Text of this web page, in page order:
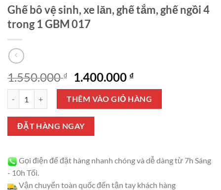
Ghế bô vệ sinh, xe lăn, ghế tắm, ghế ngồi 4
trong 1 GBM 017
1.550.000₫
Giá
gốc
là:
1.550.000 ₫.
1.400.000 ₫Giá
hiện
tại
là:
Ghế bô vệ sinh, xe lăn, ghế tắm, ghế ngồi 4 trong 1 GBM 017 số lượng
THÊM VÀO GIỎ HÀNG
ĐẶT HÀNG NGAY
Gọi điện để đặt hàng nhanh chóng và dễ dàng từ 7h Sáng
- 10h Tối.
Vận chuyển toàn quốc đến tận tay khách hàng